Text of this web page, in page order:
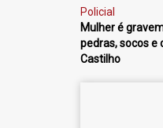
Policial
Mulher é
pedras, socos e
Castilho